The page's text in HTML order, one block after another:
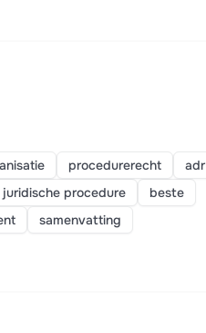
procedurerecht
adr
juridische procedure
beste
samenvatting